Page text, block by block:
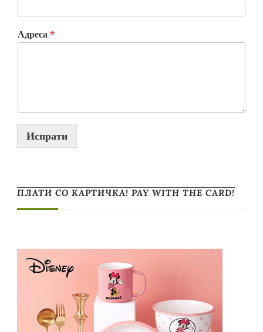
Адреса *
Испрати
ПЛАТИ СО КАРТИЧКА! PAY WITH THE CARD!